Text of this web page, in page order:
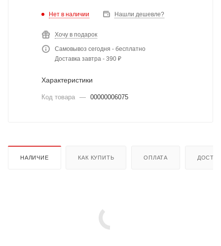
Нет в наличии Нашли дешевле?
Хочу в подарок
Самовывоз сегодня - бесплатно
Доставка завтра - 390 ₽
Характеристики
Код товара — 00000006075
НАЛИЧИЕ КАК КУПИТЬ ОПЛАТА